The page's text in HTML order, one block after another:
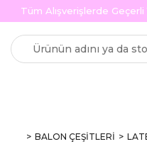
Tüm Alışverişlerde
BALON ÇEŞİTLERİ